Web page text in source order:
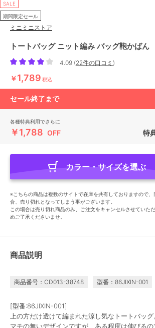
SALE
期間限定セール
ミニミニストア
トートバッグ ニット編み バッグ鞄かばん
4.09 (22件の口コミ )
￥1,789 税込
セール終了まで
各種特典利用でさらに
￥1,788 OFF 特
カラー・サイズを選ぶ
※こちらの商品は複数のサイトで在庫を共有しておりますので
合、売り切れとなってしまう事がございます。
この場合は売り切れ商品のみ、ご注文をキャンセルさせていた
めご了承くださいませ。
商品説明
商品番号：CD013-38748 型番：86JIXIN-001
[型番:86JIXIN-001]
上の方だけ透けて編まれた涼し気なトートバッグ
マチの無いデザインですが、ある程度は伸びる